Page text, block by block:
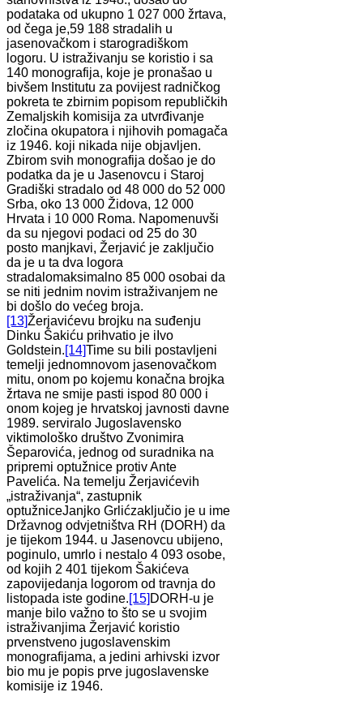
podataka od ukupno 1 027 000 žrtava,
od čega je,59 188 stradalih u
jasenovačkom i starogradiškom
logoru. U istraživanju se koristio i sa
140 monografija, koje je pronašao u
bivšem Institutu za povijest radničkog
pokreta te zbirnim popisom republičkih
Zemaljskih komisija za utvrđivanje
zločina okupatora i njihovih pomagača
iz 1946. koji nikada nije objavljen.
Zbirom svih monografija došao je do
podatka da je u Jasenovcu i Staroj
Gradiški stradalo od 48 000 do 52 000
Srba, oko 13 000 Židova, 12 000
Hrvata i 10 000 Roma. Napomenuvši
da su njegovi podaci od 25 do 30
posto manjkavi, Žerjavić je zaključio
da je u ta dva logora
stradalomaksimalno 85 000 osobai da
se niti jednim novim istraživanjem ne
bi došlo do većeg broja.
[13]Žerjavićevu brojku na suđenju
Dinku Šakiću prihvatio je iIvo
Goldstein.[14]Time su bili postavljeni
temelji jednomnovom jasenovačkom
mitu, onom po kojemu konačna brojka
žrtava ne smije pasti ispod 80 000 i
onom kojeg je hrvatskoj javnosti davne
1989. serviralo Jugoslavensko
viktimološko društvo Zvonimira
Šeparovića, jednog od suradnika na
pripremi optužnice protiv Ante
Pavelića. Na temelju Žerjavićevih
„istraživanja“, zastupnik
optužniceJanjko Grlićzaključio je u ime
Državnog odvjetništva RH (DORH) da
je tijekom 1944. u Jasenovcu ubijeno,
poginulo, umrlo i nestalo 4 093 osobe,
od kojih 2 401 tijekom Šakićeva
zapovijedanja logorom od travnja do
listopada iste godine.[15] DORH-u je
manje bilo važno to što se u svojim
istraživanjima Žerjavić koristio
prvenstveno jugoslavenskim
monografijama, a jedini arhivski izvor
bio mu je popis prve jugoslavenske
komisije iz 1946.